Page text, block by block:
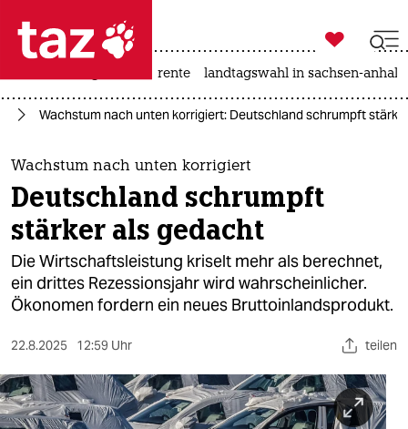
 taz zahl ich
taz zahl ich
themen
politik
öko
gesellschaft
sport
berlin

taz zahl ich
rente landtagswahl in sachsen-anhalt
Wachstum nach unten korrigiert: Deutschland schrumpft
Wachstum nach unten korrigiert
Deutschland schrumpft
stärker als gedacht
Die Wirtschaftsleistung kriselt mehr als berechnet,
ein drittes Rezessionsjahr wird wahrscheinlicher.
Ökonomen fordern ein neues Bruttoinlandsprodukt.
22.8.2025 12:59 Uhr teilen